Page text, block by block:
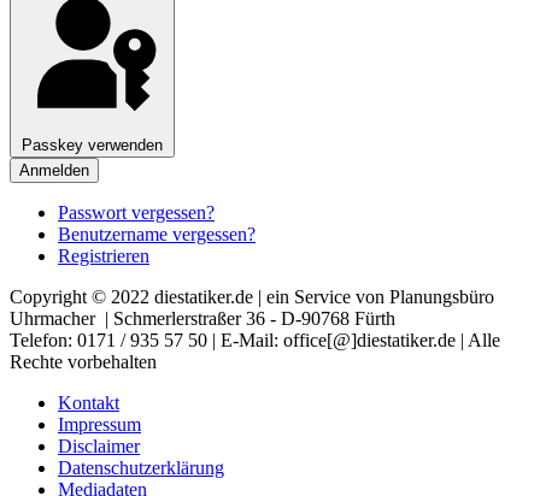
Passkey verwenden
Anmelden
Passwort vergessen?
Benutzername vergessen?
Registrieren
Copyright © 2022 diestatiker.de | ein Service von Planungsbüro
Uhrmacher | Schmerlerstraßer 36 - D-90768 Fürth
Telefon: 0171 / 935 57 50 | E-Mail: office[@]diestatiker.de | Alle
Rechte vorbehalten
Kontakt
Impressum
Disclaimer
Datenschutzerklärung
Mediadaten